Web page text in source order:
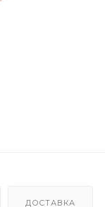
ДОСТАВКА